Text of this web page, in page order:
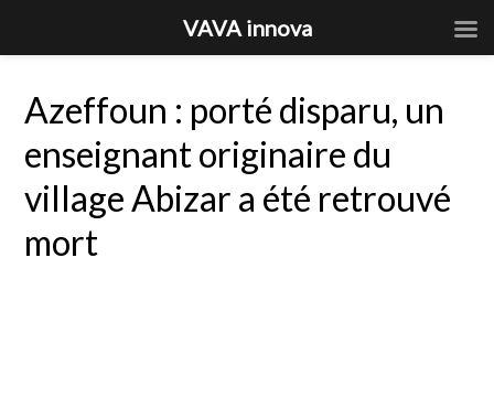
Azeffoun : porté disparu, un
enseignant originaire du
village Abizar a été retrouvé
mort
VAVA innova